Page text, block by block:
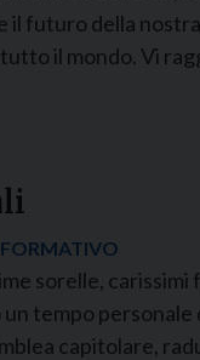
il futuro della
il mondo. Vi
sorelle,
tempo personale
capitolare,